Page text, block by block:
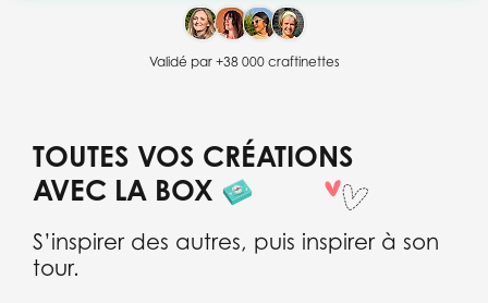
Validé par +38 000 craftinettes
TOUTES VOS CRÉATIONS
AVEC LA BOX
S’inspirer des autres, puis inspirer à son
tour.